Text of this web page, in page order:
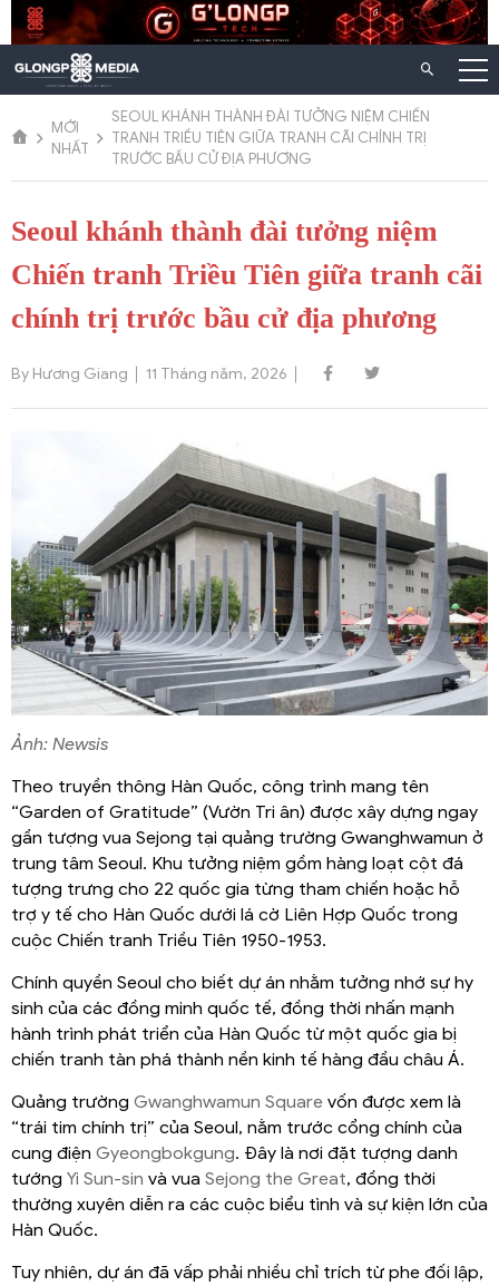
Chuyển
đến
dung
MỚI
NHẤT
SEOUL KHÁNH THÀNH ĐÀI TƯỞNG NIỆM CHIẾN
TRANH TRIỀU TIÊN GIỮA TRANH CÃI CHÍNH TRỊ
TRƯỚC BẦU CỬ ĐỊA PHƯƠNG
Seoul khánh thành đài tưởng niệm
Chiến tranh Triều Tiên giữa tranh cãi
chính trị trước bầu cử địa phương
By Hương Giang 11 Tháng năm, 2026
Ảnh: Newsis
Theo truyền thông Hàn Quốc, công trình mang tên
“Garden of Gratitude” (Vườn Tri ân) được xây dựng ngay
gần tượng vua Sejong tại quảng trường Gwanghwamun ở
trung tâm Seoul. Khu tưởng niệm gồm hàng loạt cột đá
tượng trưng cho 22 quốc gia từng tham chiến hoặc hỗ
trợ y tế cho Hàn Quốc dưới lá cờ Liên Hợp Quốc trong
cuộc Chiến tranh Triều Tiên 1950-1953.
Chính quyền Seoul cho biết dự án nhằm tưởng nhớ sự hy
sinh của các đồng minh quốc tế, đồng thời nhấn mạnh
hành trình phát triển của Hàn Quốc từ một quốc gia bị
chiến tranh tàn phá thành nền kinh tế hàng đầu châu Á.
Quảng trường Gwanghwamun Square vốn được xem là
“trái tim chính trị” của Seoul, nằm trước cổng chính của
cung điện Gyeongbokgung. Đây là nơi đặt tượng danh
tướng Yi Sun-sin và vua Sejong the Great, đồng thời
thường xuyên diễn ra các cuộc biểu tình và sự kiện lớn của
Hàn Quốc.
Tuy nhiên, dự án đã vấp phải nhiều chỉ trích từ phe đối lập,